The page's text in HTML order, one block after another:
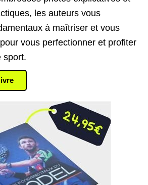
les auteurs vous
à maîtriser et vous
vous perfectionner et profiter
sport.